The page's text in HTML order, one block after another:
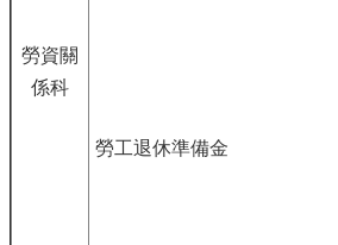
勞資關
係科
勞工退休準備金